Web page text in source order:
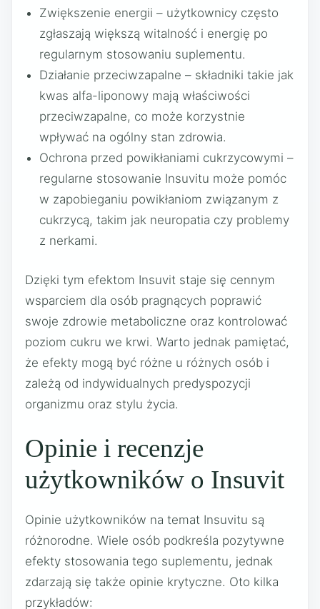
Zwiększenie energii – użytkownicy często
zgłaszają większą witalność i energię po
regularnym stosowaniu suplementu.
Działanie przeciwzapalne – składniki takie jak
kwas alfa-liponowy mają właściwości
przeciwzapalne, co może korzystnie
wpływać na ogólny stan zdrowia.
Ochrona przed powikłaniami cukrzycowymi –
regularne stosowanie Insuvitu może pomóc
w zapobieganiu powikłaniom związanym z
cukrzycą, takim jak neuropatia czy problemy
z nerkami.
Dzięki tym efektom Insuvit staje się cennym
wsparciem dla osób pragnących poprawić
swoje zdrowie metaboliczne oraz kontrolować
poziom cukru we krwi. Warto jednak pamiętać,
że efekty mogą być różne u różnych osób i
zależą od indywidualnych predyspozycji
organizmu oraz stylu życia.
Opinie i recenzje
użytkowników o Insuvit
Opinie użytkowników na temat Insuvitu są
różnorodne. Wiele osób podkreśla pozytywne
efekty stosowania tego suplementu, jednak
zdarzają się także opinie krytyczne. Oto kilka
przykładów: